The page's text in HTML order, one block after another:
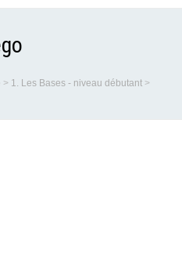
> 1. Les Bases - niveau débutant >